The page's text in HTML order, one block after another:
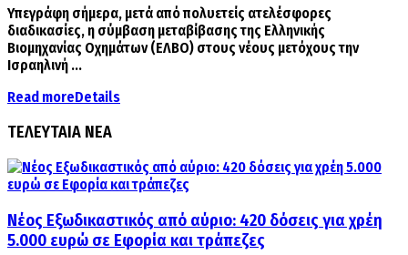
Υπεγράφη σήμερα, μετά από πολυετείς ατελέσφορες
διαδικασίες, η σύμβαση μεταβίβασης της Ελληνικής
Βιομηχανίας Οχημάτων (ΕΛΒΟ) στους νέους μετόχους την
Ισραηλινή ...
Read moreDetails
ΤΕΛΕΥΤΑΙΑ ΝΕΑ
Νέος Εξωδικαστικός από αύριο: 420 δόσεις για χρέη
5.000 ευρώ σε Εφορία και τράπεζες